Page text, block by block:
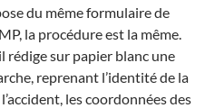
du même formulaire de
la procédure est la même.
rédige sur papier blanc une
reprenant l’identité de la
les coordonnées des